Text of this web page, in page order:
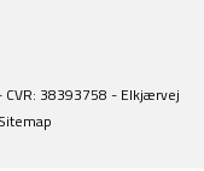
38393758 - Elkjærvej
Sitemap